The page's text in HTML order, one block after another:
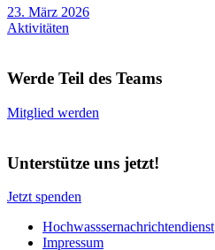
23. März 2026
Aktivitäten
Werde Teil des Teams
Mitglied werden
Unterstütze uns jetzt!
Jetzt spenden
Hochwasssernachrichtendienst
Impressum